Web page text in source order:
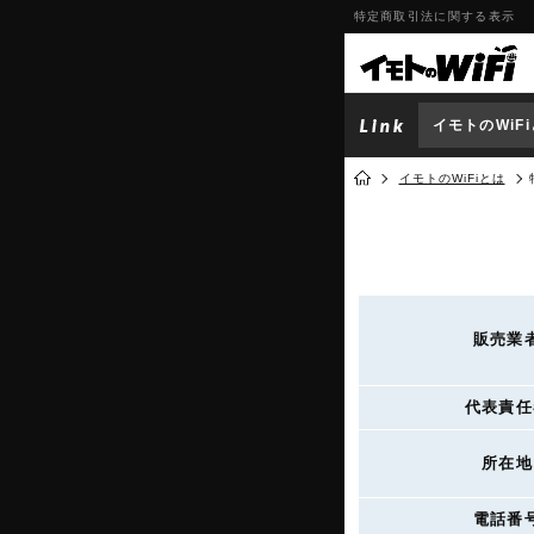
特定商取引法に関する表示
イモトのWiFi
イモトのWiFiとは
販売業
代表責
所在地
電話番